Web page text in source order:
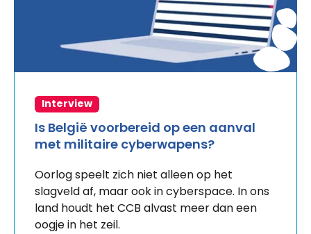
Interview
Is België voorbereid op een aanval
met militaire cyberwapens?
Oorlog speelt zich niet alleen op het
slagveld af, maar ook in cyberspace. In ons
land houdt het CCB alvast meer dan een
oogje in het zeil.